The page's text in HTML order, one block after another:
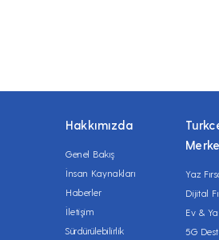
Hakkımızda
Genel Bakış
İnsan Kaynakları
Haberler
İletişim
Sürdürülebilirlik
Yaz
Dijital
Ev &
5G